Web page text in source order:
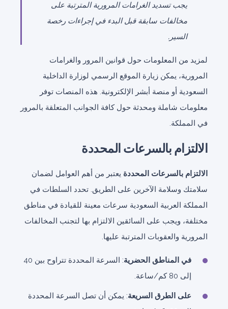
يجب تسديد الغرامات المرورية المترتبة على
مخالفات سابقة قبل البدء في إجراءات رخصة
السير.
لمزيد من المعلومات حول قوانين المرور والغرامات
المرورية، يمكن زيارة الموقع الرسمي لوزارة الداخلية
السعودية أو منصة أبشر الإلكترونية. هذه المنصات توفر
معلومات شاملة ومحدثة حول كافة الجوانب المتعلقة بالمرور
في المملكة.
الالتزام بالسرعات المحددة
الالتزام بالسرعات المحددة يعتبر من أهم العوامل لضمان
سلامتك وسلامة الآخرين على الطريق. تحدد السلطات في
المملكة العربية السعودية سرعات معينة للقيادة في مناطق
مختلفة، ويجب على السائقين الالتزام بها لتجنب المخالفات
المرورية والعقوبات المترتبة عليها.
في المناطق الحضرية
: السرعة المحددة تتراوح بين 40
إلى 80 كم/ساعة.
على الطرق السريعة: يمكن أن تصل السرعة المحددة